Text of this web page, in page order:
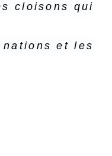
cloisons qui
et les